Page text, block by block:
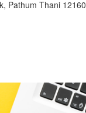
Pathum Thani 12160